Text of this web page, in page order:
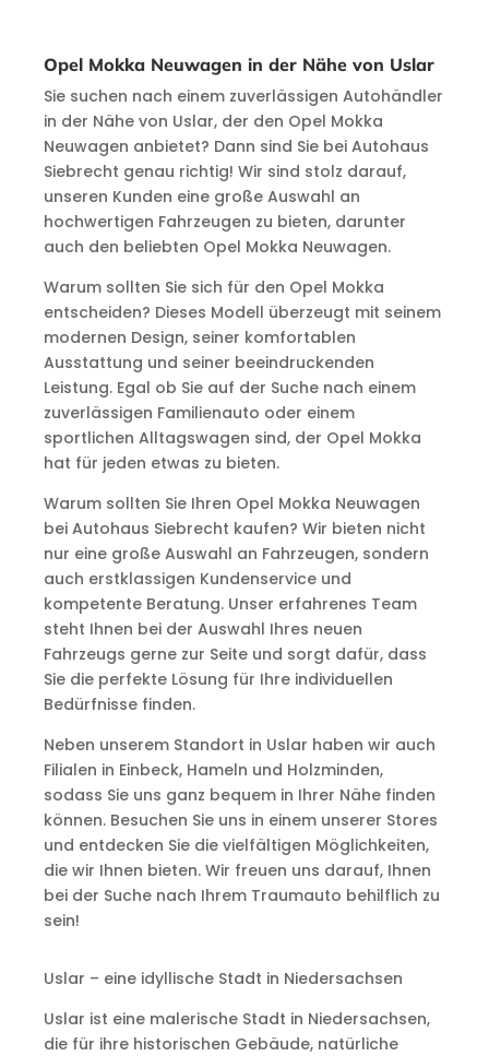
Opel Mokka Neuwagen in der Nähe von Uslar
Sie suchen nach einem zuverlässigen Autohändler
in der Nähe von Uslar, der den Opel Mokka
Neuwagen anbietet? Dann sind Sie bei Autohaus
Siebrecht genau richtig! Wir sind stolz darauf,
unseren Kunden eine große Auswahl an
hochwertigen Fahrzeugen zu bieten, darunter
auch den beliebten Opel Mokka Neuwagen.
Warum sollten Sie sich für den Opel Mokka
entscheiden? Dieses Modell überzeugt mit seinem
modernen Design, seiner komfortablen
Ausstattung und seiner beeindruckenden
Leistung. Egal ob Sie auf der Suche nach einem
zuverlässigen Familienauto oder einem
sportlichen Alltagswagen sind, der Opel Mokka
hat für jeden etwas zu bieten.
Warum sollten Sie Ihren Opel Mokka Neuwagen
bei Autohaus Siebrecht kaufen? Wir bieten nicht
nur eine große Auswahl an Fahrzeugen, sondern
auch erstklassigen Kundenservice und
kompetente Beratung. Unser erfahrenes Team
steht Ihnen bei der Auswahl Ihres neuen
Fahrzeugs gerne zur Seite und sorgt dafür, dass
Sie die perfekte Lösung für Ihre individuellen
Bedürfnisse finden.
Neben unserem Standort in Uslar haben wir auch
Filialen in Einbeck, Hameln und Holzminden,
sodass Sie uns ganz bequem in Ihrer Nähe finden
können. Besuchen Sie uns in einem unserer Stores
und entdecken Sie die vielfältigen Möglichkeiten,
die wir Ihnen bieten. Wir freuen uns darauf, Ihnen
bei der Suche nach Ihrem Traumauto behilflich zu
sein!
Uslar – eine idyllische Stadt in Niedersachsen
Uslar ist eine malerische Stadt in Niedersachsen,
die für ihre historischen Gebäude, natürliche